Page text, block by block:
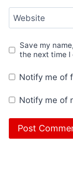
Website
Save my
the next time I
Notify me of
Notify me of